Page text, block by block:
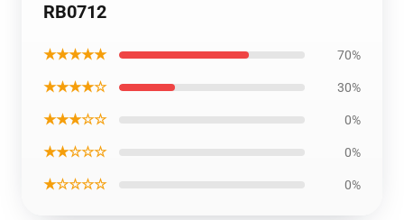
RB0712
★★★★★ 70%
★★★★☆ 30%
★★★☆☆ 0%
★★☆☆☆ 0%
★☆☆☆☆ 0%